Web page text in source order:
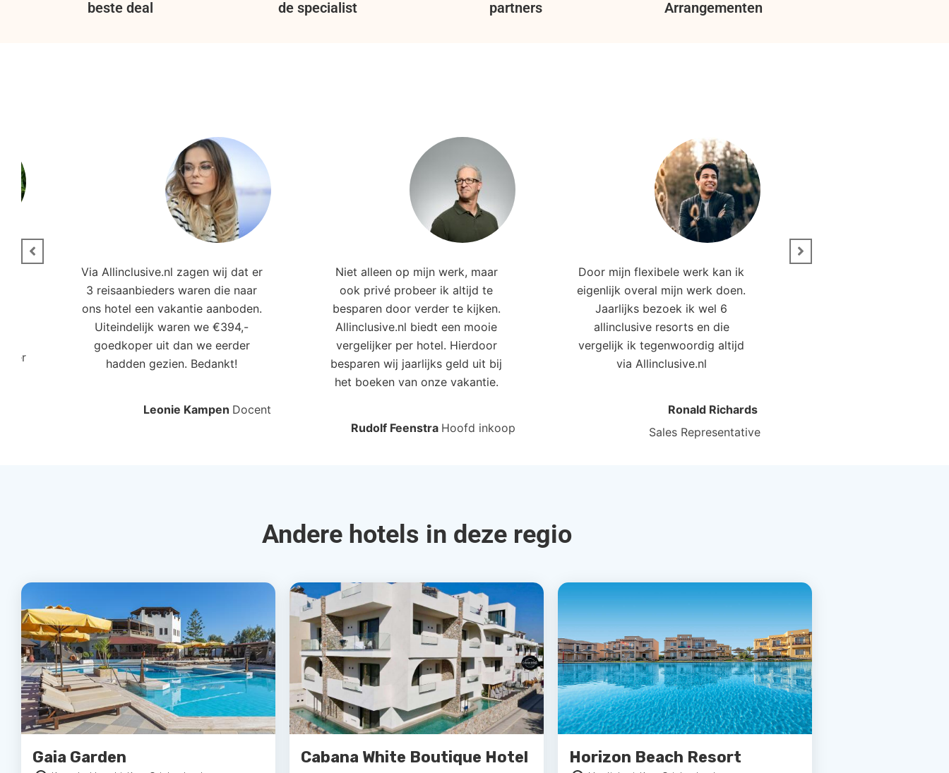
beste deal
de specialist
partners
Arrangementen
Via Allinclusive.nl zagen wij dat er
3 reisaanbieders waren die naar
ons hotel een vakantie aanboden.
Uiteindelijk waren we €394,-
goedkoper uit dan we eerder
hadden gezien. Bedankt!
Leonie Kampen Docent
Niet alleen op mijn werk, maar
ook privé probeer ik altijd te
besparen door verder te kijken.
Allinclusive.nl biedt een mooie
vergelijker per hotel. Hierdoor
besparen wij jaarlijks geld uit bij
het boeken van onze vakantie.
Rudolf Feenstra Hoofd inkoop
Door mijn flexibele werk kan ik
eigenlijk overal mijn werk doen.
Jaarlijks bezoek ik wel 6
allinclusive resorts en die
vergelijk ik tegenwoordig altijd
via Allinclusive.nl
Ronald Richards
Sales Representative
Andere hotels in deze regio
Gaia Garden
Cabana White Boutique Hotel
Horizon Beach Resort